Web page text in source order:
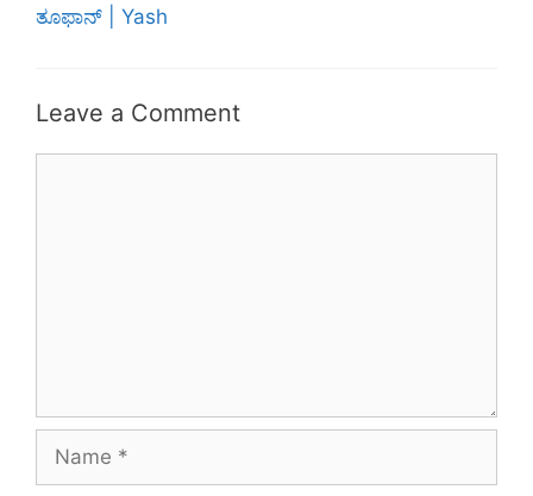
ತೂಫಾನ್ | Yash
Leave a Comment